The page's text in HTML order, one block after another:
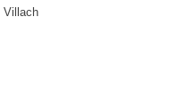
Villach